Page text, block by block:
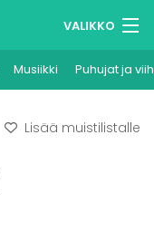
VALIKKO
Musiikki Puhujat ja
Lisää muistilistalle